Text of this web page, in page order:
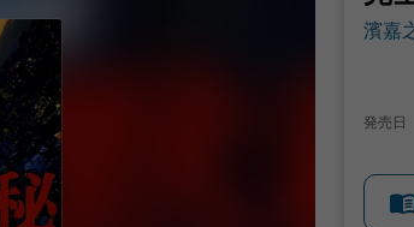
濱嘉
発売日